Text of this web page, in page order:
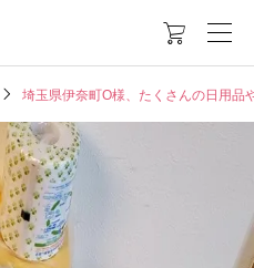

埼玉県伊奈町O様、たくさんの日用品